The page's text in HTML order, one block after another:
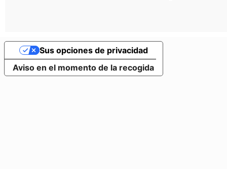
Aviso en el momento de la recogida
Sus opciones de privacidad